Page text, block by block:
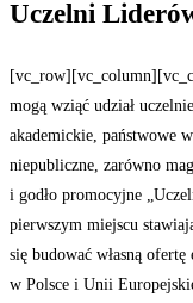
Uczelni
mogą wziąć udział
akademickie, państwowe
niepubliczne, zarówno
i godło promocyjne
pierwszym miejscu
się budować własną
w Polsce i Unii Europejski